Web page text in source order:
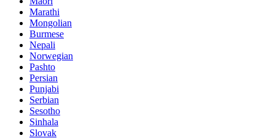
Marathi
Mongolian
Burmese
Nepali
Norwegian
Pashto
Persian
Punjabi
Serbian
Sesotho
Sinhala
Slovak